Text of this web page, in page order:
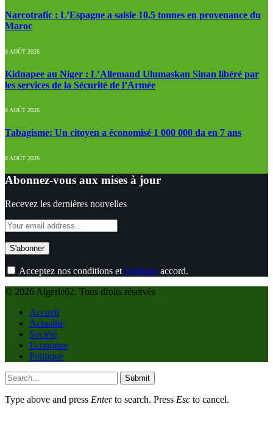
Narcotrafic : L’Espagne a saisie 10,5 tonnes en provenance du
Maroc
8 AOÛT 2026
Kidnapee au Niger : L’Allemand Ulumaskan Sinan libéré par
les services de la Sécurité de l’Armée
8 AOÛT 2026
Tabagisme: Un citoyen a économisé 1 000 000 da en 7 ans
8 AOÛT 2026
Abonnez-vous aux mises à jour
Recevez les dernières nouvelles
Acceptez nos conditions et politique accord.
© 2026 Algerie62. Tous droits réservés
Accueil
Actualité
Société
Economie
Politique
Submit
Type above and press Enterto search. Press Esc to cancel.